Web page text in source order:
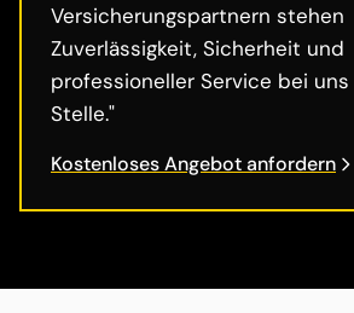
Versicherungspartnern stehen
Zuverlässigkeit, Sicherheit und
professioneller Service bei
Stelle."
Kostenloses Angebot anfordern